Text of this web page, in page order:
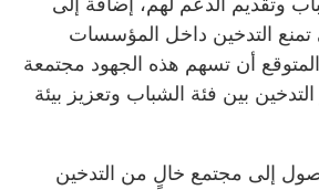
تمنع التدخين داخل المؤسسات
أن تسهم هذه الجهود مجتمعة
بين فئة الشباب وتعزيز بيئة
إلى مجتمع خالٍ من التدخين